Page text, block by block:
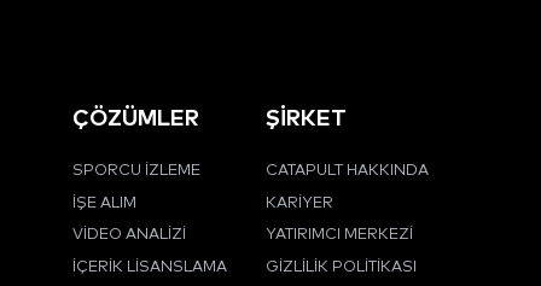
ÇÖZÜMLER
SPORCU İZLEME
İŞE ALIM
VIDEO ANALIZI
İÇERIK LISANSLAMA
ŞİRKET
CATAPULT HAKKINDA
KARIYER
YATIRIMCI MERKEZI
GIZLILIK POLITIKASI